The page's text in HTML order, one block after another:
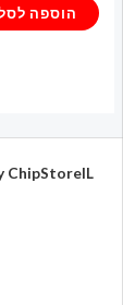
הוספה